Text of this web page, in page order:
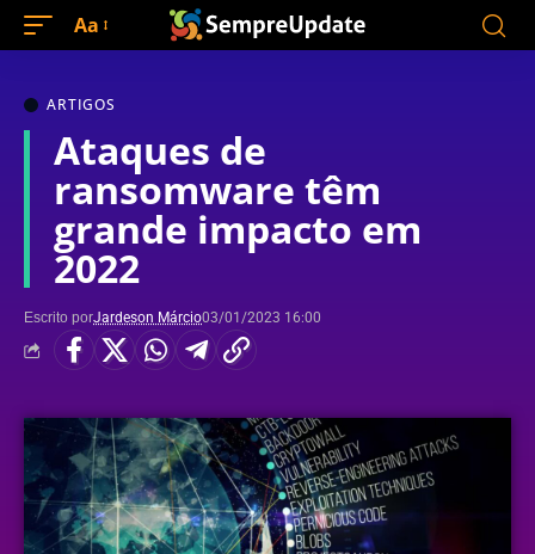
Aa
ARTIGOS
Ataques de
ransomware têm
grande impacto em
2022
Escrito porJardeson Márcio03/01/2023 16:00